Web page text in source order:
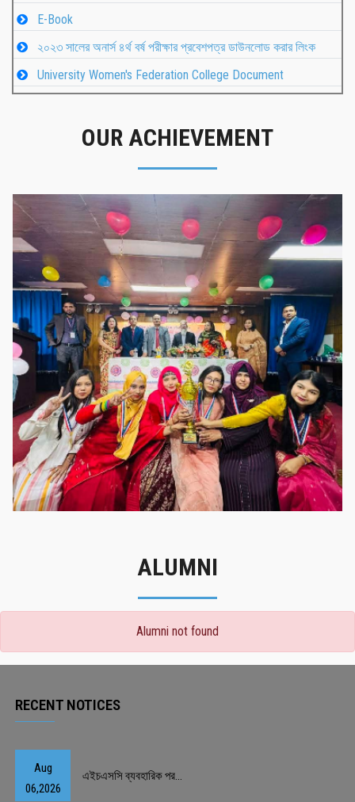
E-Book
২০২৩ সালের অনার্স ৪র্থ বর্ষ পরীক্ষার প্রবেশপত্র ডাউনলোড করার লিংক
University Women's Federation College Document
OUR ACHIEVEMENT
গৌরবের মুহূর্ত
গৌরবের মুহূর্ত
ALUMNI
Alumni not found
RECENT NOTICES
Aug
06,2026
এইচএসসি ব্যবহারিক পর...